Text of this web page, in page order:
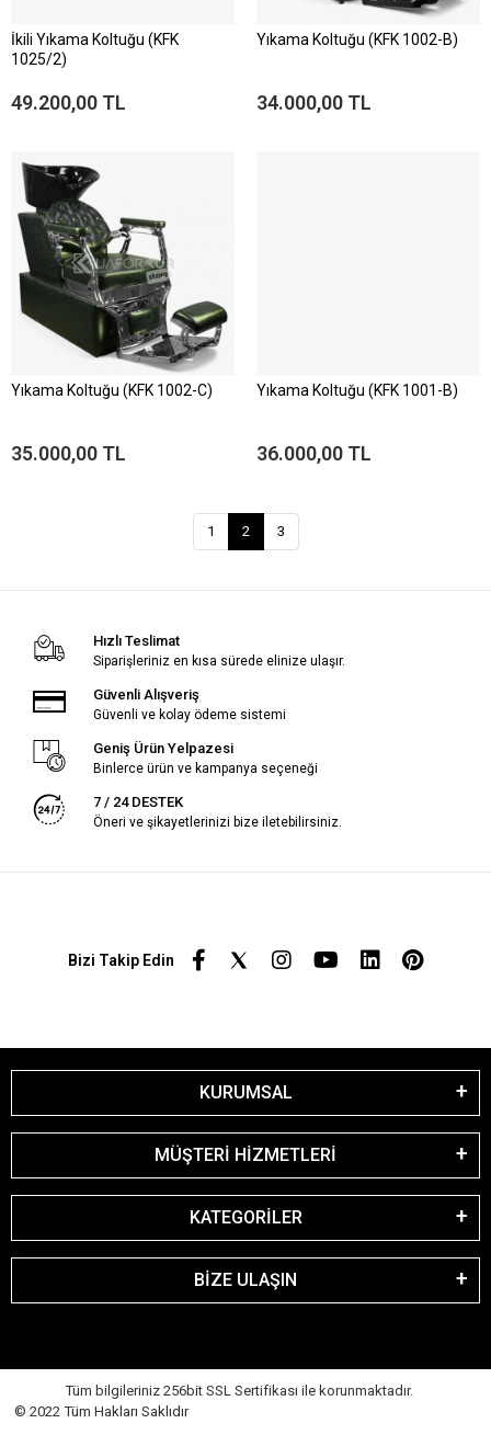
İkili Yıkama Koltuğu (KFK
1025/2)
49.200,00 TL
Yıkama Koltuğu (KFK 1002-B)
34.000,00 TL
Yıkama Koltuğu (KFK 1002-C)
35.000,00 TL
Yıkama Koltuğu (KFK 1001-B)
36.000,00 TL
1 2 3
Hızlı Teslimat
Siparişleriniz en kısa sürede elinize ulaşır.
Güvenli Alışveriş
Güvenli ve kolay ödeme sistemi
Geniş Ürün Yelpazesi
Binlerce ürün ve kampanya seçeneği
7 / 24 DESTEK
Öneri ve şikayetlerinizi bize iletebilirsiniz.
Bizi Takip Edin
KURUMSAL
MÜŞTERİ HİZMETLERİ
KATEGORİLER
BİZE ULAŞIN
Tüm bilgileriniz 256bit SSL Sertifikası ile korunmaktadır.
© 2022 Tüm Hakları Saklıdır